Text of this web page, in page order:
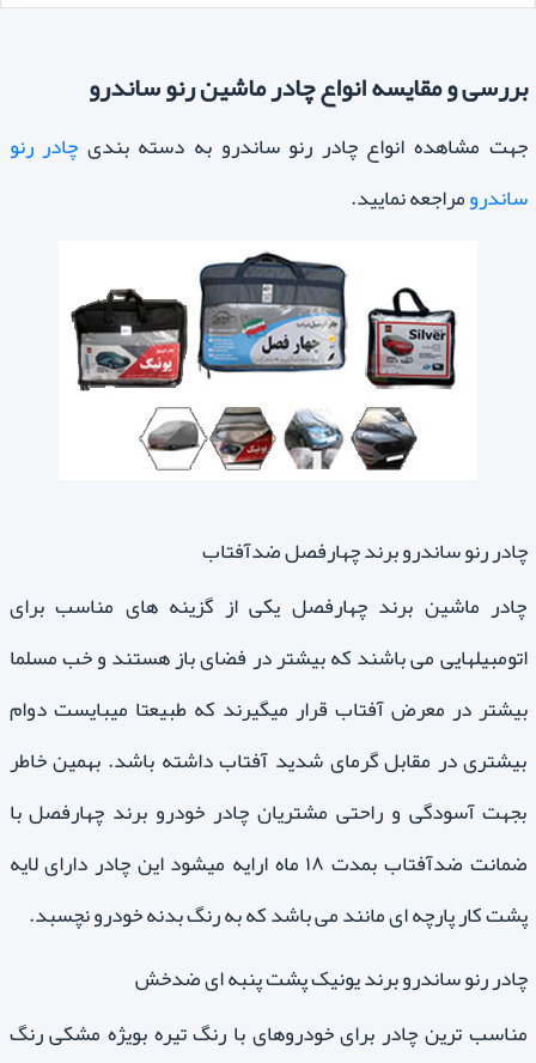
بررسی و مقایسه انواع چادر ماشین رنو ساندرو
جهت مشاهده انواع چادر رنو ساندرو به دسته بندی چادر رنو
ساندرومراجعه نمایید.
چادر رنو ساندرو برند چهارفصل ضدآفتاب
چادر ماشین برند چهارفصل یکی از گزینه های مناسب برای
اتومبیلهایی می باشند که بیشتر در فضای باز هستند و خب مسلما
بیشتر در معرض آفتاب قرار میگیرند که طبیعتا میبایست دوام
بیشتری در مقابل گرمای شدید آفتاب داشته باشد. بهمین خاطر
بجهت آسودگی و راحتی مشتریان چادر خودرو برند چهارفصل با
ضمانت ضدآفتاب بمدت ۱۸ ماه ارایه میشود این چادر دارای لایه
پشت کار پارچه ای مانند می باشد که به رنگ بدنه خودرو نچسبد.
چادر رنو ساندرو برند یونیک پشت پنبه ای ضدخش
مناسب ترین چادر برای خودروهای با رنگ تیره بویژه مشکی رنگ